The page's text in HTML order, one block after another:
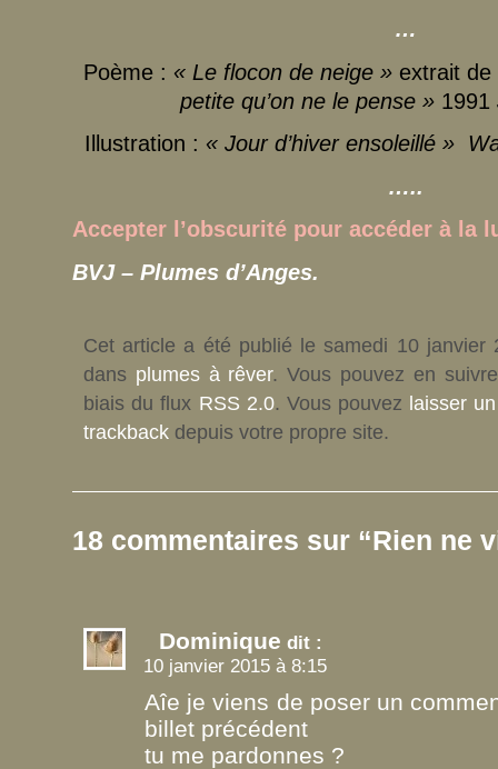
…
Poème : « Le flocon de neige » extrait de
petite qu’on ne le pense » 1991
Illustration : « Jour d’hiver ensoleillé »
…..
Accepter l’obscurité pour accéder à la
BVJ – Plumes d’Anges.
Cet article a été publié le samedi 10 janvier
dans plumes à rêver. Vous pouvez en
biais du flux RSS 2.0. Vous pouvez laisser
trackback depuis votre propre site.
18 commentaires sur “Rien ne
Dominique dit :
10 janvier 2015 à 8:15
Aîe je viens de poser un
billet précédent
tu me pardonnes ?